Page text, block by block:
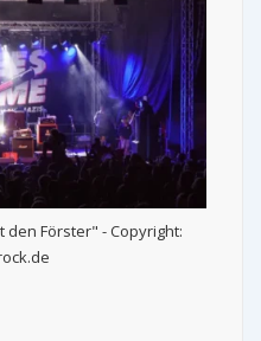
den Förster" - Copyright: